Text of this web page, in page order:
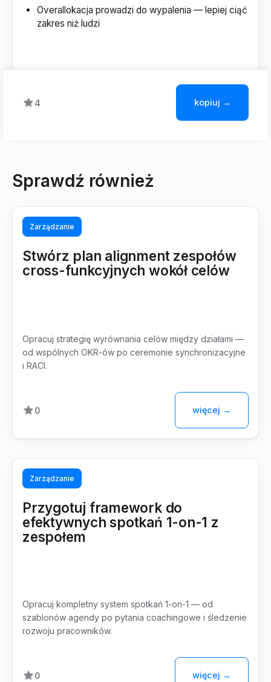
Overallokacja prowadzi do wypalenia — lepiej ciąć
zakres niż ludzi
4 kopiuj →
Sprawdź również
Zarządzanie
Stwórz plan alignment zespołów
cross-funkcyjnych wokół celów
Opracuj strategię wyrównania celów między działami —
od wspólnych OKR-ów po ceremonie synchronizacyjne
i RACI.
0 więcej →
Zarządzanie
Przygotuj framework do
efektywnych spotkań 1-on-1 z
zespołem
Opracuj kompletny system spotkań 1-on-1 — od
szablonów agendy po pytania coachingowe i śledzenie
rozwoju pracowników.
0 więcej →